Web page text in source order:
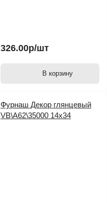
326.00р/шт
В корзину
Фурнаш Декор глянцевый
VB\A62\35000 14х34